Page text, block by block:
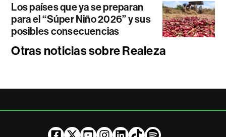
Los países que ya se preparan
para el “Súper Niño 2026” y sus
posibles consecuencias
Otras noticias sobre Realeza